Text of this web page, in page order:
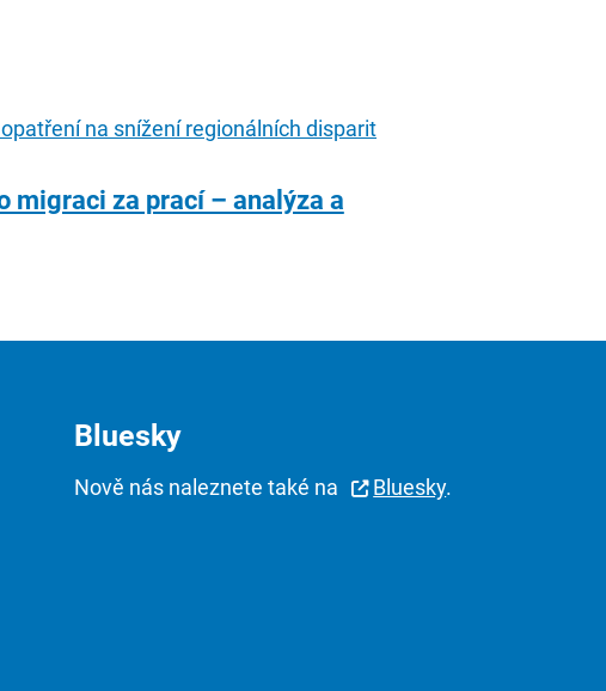
na snížení regionálních disparit
migraci za prací – analýza a
Bluesky
Nově nás naleznete také na Bluesky.